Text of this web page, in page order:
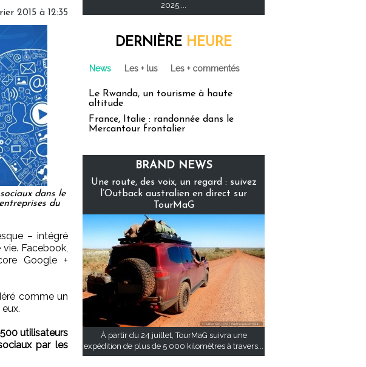
2015 à 12:35
dans le
du
– intégré
Facebook,
Google +
comme un
utilisateurs
par les
2025,...
DERNIÈRE HEURE
News Les + lus Les + commentés
Le Rwanda, un tourisme à haute
altitude
France, Italie : randonnée dans le
Mercantour frontalier
BRAND NEWS
Une route, des voix, un regard : suivez
l’Outback australien en direct sur
TourMaG
À partir du 24 juillet, TourMaG suivra une
expédition de plus de 5 000 kilomètres à travers...